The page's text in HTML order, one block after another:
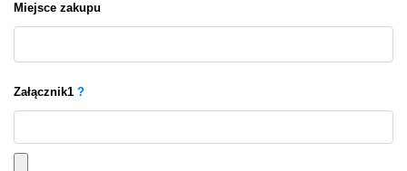
Miejsce zakupu
Załącznik1 ?